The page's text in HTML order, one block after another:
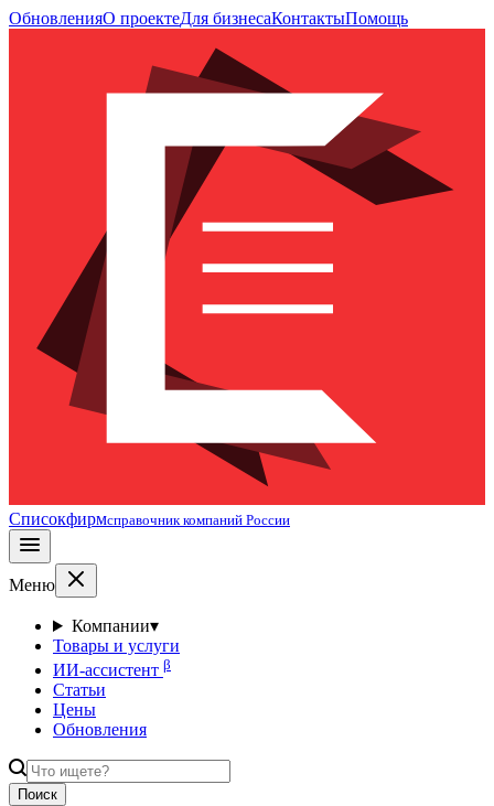
ОбновленияО проектеДля бизнесаКонтактыПомощь
Списокфирмсправочник компаний России
Меню
Компании▾
Товары и услуги
ИИ-ассистент β
Статьи
Цены
Обновления
Поиск